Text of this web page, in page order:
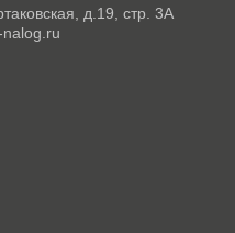
д.19, стр. 3А
nalog.ru